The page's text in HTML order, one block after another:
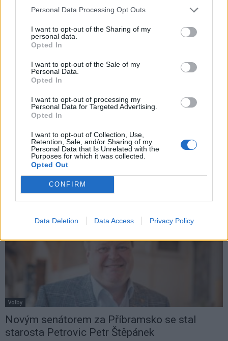
Personal Data Processing Opt Outs
I want to opt-out of the Sharing of my
personal data.
Opted In
I want to opt-out of the Sale of my
Personal Data.
Opted In
I want to opt-out of processing my
Personal Data for Targeted Advertising.
Opted In
I want to opt-out of Collection, Use,
Retention, Sale, and/or Sharing of my
Personal Data that Is Unrelated with the
Purposes for which it was collected.
Opted Out
CONFIRM
Data Deletion Data Access Privacy Policy
Macík s přehledem vyhrál 9. etapu Dakaru
Radek Ctibor
NEOM – Martin Macík podporovaný navigátorem Františkem
Tomáškem a jištěný mechanikem Davidem Švandou vybojoval v 9.
etapě Dakaru vítězství a v celkovém hodnocení drží 5. pozici.
Závodníci...
Volby
Novým senátorem za Příbramsko se stal
starosta Petrovic Petr Štěpánek